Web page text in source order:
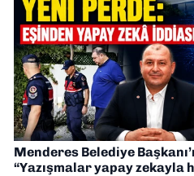
Menderes Belediye
“Yazışmalar yapay zekayla